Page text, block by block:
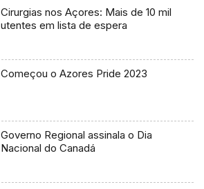
Cirurgias nos Açores: Mais de 10 mil
utentes em lista de espera
Começou o Azores Pride 2023
Governo Regional assinala o Dia
Nacional do Canadá